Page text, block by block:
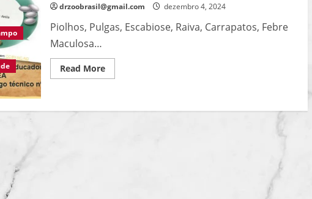
drzoobrasil@gmail.com dezembro 4, 2024
Piolhos, Pulgas, Escabiose, Raiva, Carrapatos, Febre
Maculosa…
Read MoreRead
more
Escabiose,